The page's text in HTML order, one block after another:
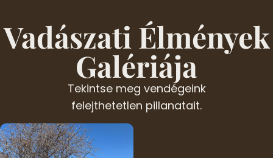
Vadászati Élmények
Galériája
Tekintse meg vendégeink
felejthetetlen pillanatait.